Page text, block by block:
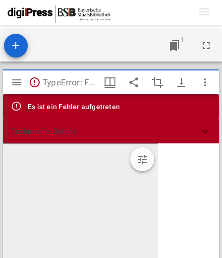
1
Mirador
Viewer
TypeError: Failed to fetch
Es ist ein Fehler aufgetreten
Technische Details